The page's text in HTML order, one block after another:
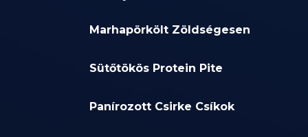
Marhapörkölt Zöldségesen
Sütőtökös Protein Pite
Panírozott Csirke Csíkok